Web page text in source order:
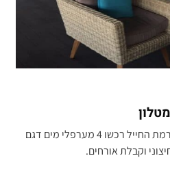
משרד עורכי דין פולק מטלון ברמת החייל רכשו 4 מערפלי מים דגם
וקבלת אורחים.